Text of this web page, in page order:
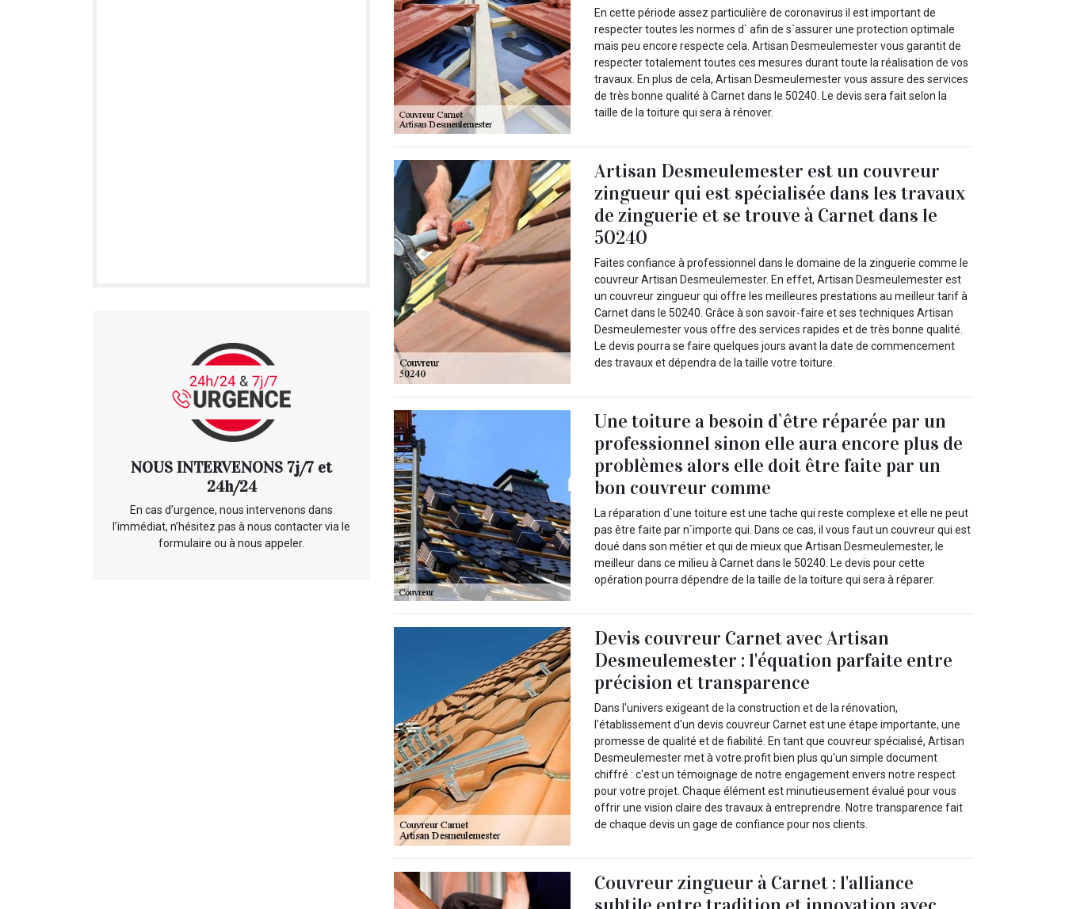
NOUS INTERVENONS 7j/7 et
24h/24
En cas d’urgence, nous intervenons dans
l’immédiat, n’hésitez pas à nous contacter via le
formulaire ou à nous appeler.
En cette période assez particulière de coronavirus il est important de
respecter toutes les normes d` afin de s`assurer une protection optimale
mais peu encore respecte cela. Artisan Desmeulemester vous garantit de
respecter totalement toutes ces mesures durant toute la réalisation de vos
travaux. En plus de cela, Artisan Desmeulemester vous assure des services
de très bonne qualité à Carnet dans le 50240. Le devis sera fait selon la
taille de la toiture qui sera à rénover.
Artisan Desmeulemester est un couvreur
zingueur qui est spécialisée dans les travaux
de zinguerie et se trouve à Carnet dans le
50240
Faites confiance à professionnel dans le domaine de la zinguerie comme le
couvreur Artisan Desmeulemester. En effet, Artisan Desmeulemester est
un couvreur zingueur qui offre les meilleures prestations au meilleur tarif à
Carnet dans le 50240. Grâce à son savoir-faire et ses techniques Artisan
Desmeulemester vous offre des services rapides et de très bonne qualité.
Le devis pourra se faire quelques jours avant la date de commencement
des travaux et dépendra de la taille votre toiture.
Une toiture a besoin d`être réparée par un
professionnel sinon elle aura encore plus de
problèmes alors elle doit être faite par un
bon couvreur comme
La réparation d`une toiture est une tache qui reste complexe et elle ne peut
pas être faite par n`importe qui. Dans ce cas, il vous faut un couvreur qui est
doué dans son métier et qui de mieux que Artisan Desmeulemester, le
meilleur dans ce milieu à Carnet dans le 50240. Le devis pour cette
opération pourra dépendre de la taille de la toiture qui sera à réparer.
Devis couvreur Carnet avec Artisan
Desmeulemester : l'équation parfaite entre
précision et transparence
Dans l'univers exigeant de la construction et de la rénovation,
l'établissement d'un devis couvreur Carnet est une étape importante, une
promesse de qualité et de fiabilité. En tant que couvreur spécialisé, Artisan
Desmeulemester met à votre profit bien plus qu'un simple document
chiffré : c'est un témoignage de notre engagement envers notre respect
pour votre projet. Chaque élément est minutieusement évalué pour vous
offrir une vision claire des travaux à entreprendre. Notre transparence fait
de chaque devis un gage de confiance pour nos clients.
Couvreur zingueur à Carnet : l'alliance